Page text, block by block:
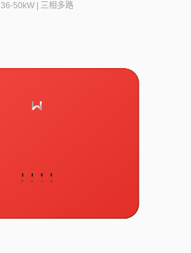
36-50kW | 三相多路